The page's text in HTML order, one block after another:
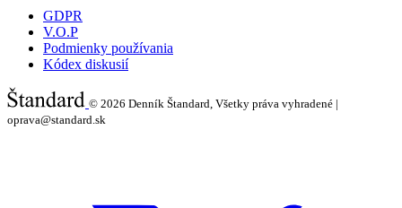
GDPR
V.O.P
Podmienky používania
Kódex diskusií
© 2026 Denník Štandard, Všetky práva vyhradené |
oprava@standard.sk